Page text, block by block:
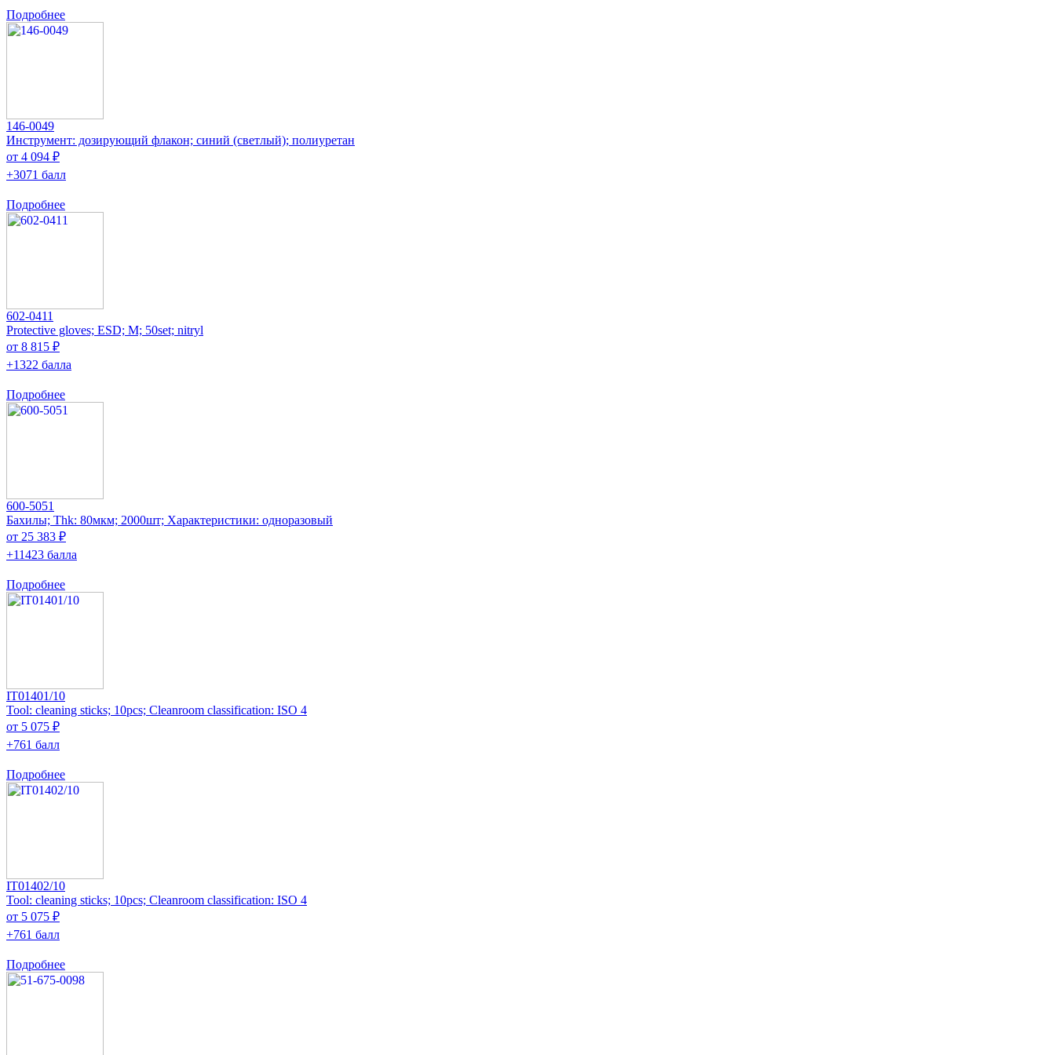
Подробнее
146-0049
Инструмент: дозирующий флакон; синий (светлый); полиуретан
от 4 094 ₽
+3071 балл
Подробнее
602-0411
Protective gloves; ESD; M; 50set; nitryl
от 8 815 ₽
+1322 балла
Подробнее
600-5051
Бахилы; Thk: 80мкм; 2000шт; Характеристики: одноразовый
от 25 383 ₽
+11423 балла
Подробнее
IT01401/10
Tool: cleaning sticks; 10pcs; Cleanroom classification: ISO 4
от 5 075 ₽
+761 балл
Подробнее
IT01402/10
Tool: cleaning sticks; 10pcs; Cleanroom classification: ISO 4
от 5 075 ₽
+761 балл
Подробнее